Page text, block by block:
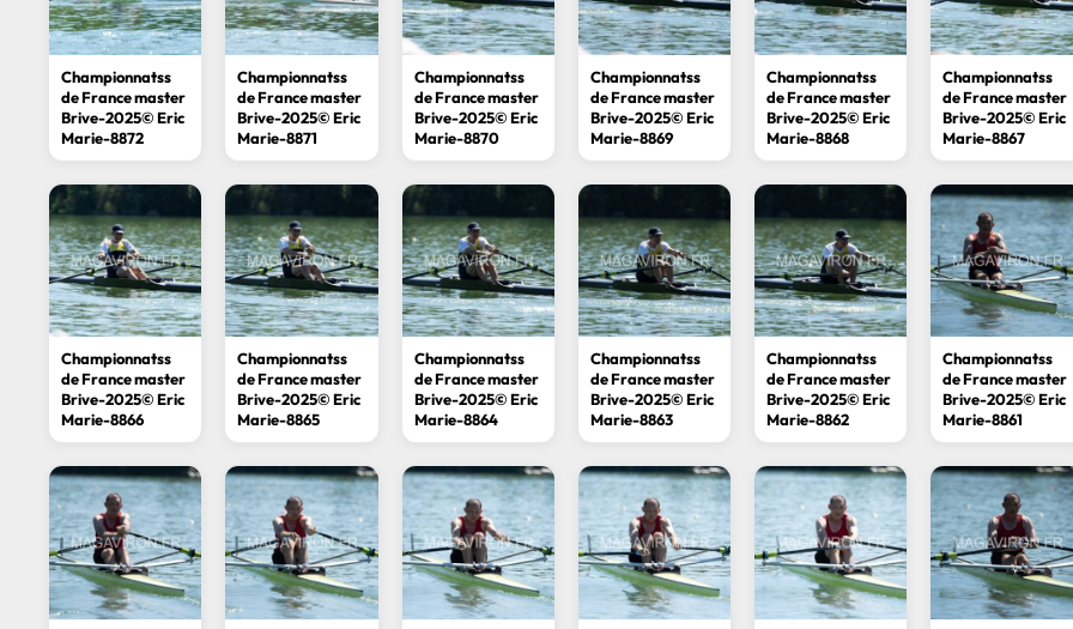
Championnatss
de France master
Brive-2025© Eric
Marie-8872
Championnatss
de France master
Brive-2025© Eric
Marie-8871
Championnatss
de France master
Brive-2025© Eric
Marie-8870
Championnatss
de France master
Brive-2025© Eric
Marie-8869
Championnatss
de France master
Brive-2025© Eric
Marie-8868
Championnatss
de France master
Brive-2025© Eric
Marie-8867
Championnatss
de France master
Brive-2025© Eric
Marie-8866
Championnatss
de France master
Brive-2025© Eric
Marie-8865
Championnatss
de France master
Brive-2025© Eric
Marie-8864
Championnatss
de France master
Brive-2025© Eric
Marie-8863
Championnatss
de France master
Brive-2025© Eric
Marie-8862
Championnatss
de France master
Brive-2025© Eric
Marie-8861